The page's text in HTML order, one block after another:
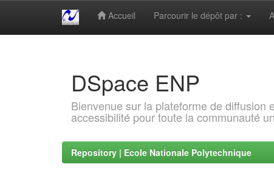
Accueil Parcourir le dépôt par :
DSpace ENP
Bienvenue sur la plateforme de diffusion
accessibilité pour toute la communauté
Repository | Ecole Nationale Polytechnique